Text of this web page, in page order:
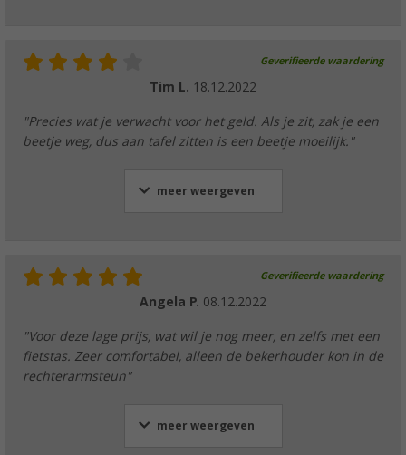
Geverifieerde waardering
Tim L. 18.12.2022
"Precies wat je verwacht voor het geld. Als je zit, zak je een
beetje weg, dus aan tafel zitten is een beetje moeilijk."
meer weergeven
Geverifieerde waardering
Angela P. 08.12.2022
"Voor deze lage prijs, wat wil je nog meer, en zelfs met een
fietstas. Zeer comfortabel, alleen de bekerhouder kon in de
rechterarmsteun"
meer weergeven